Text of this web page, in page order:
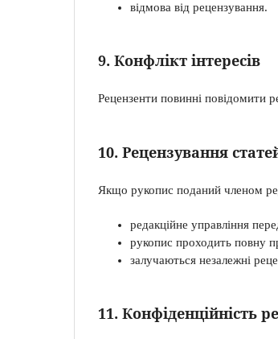
відмова від рецензування.
9. Конфлікт інтересів
Рецензенти повинні повідомити
10. Рецензування
Якщо рукопис поданий членом
редакційне управління
рукопис проходить повну
залучаються незалежні
11. Конфіденційність